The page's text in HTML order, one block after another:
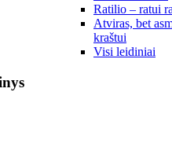
Ratilio – ratui
Atviras, bet
kraštui
Visi leidiniai